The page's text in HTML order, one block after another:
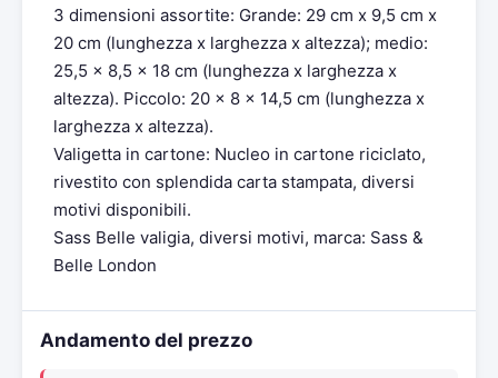
3 dimensioni assortite: Grande: 29 cm x 9,5 cm x
20 cm (lunghezza x larghezza x altezza); medio:
25,5 x 8,5 x 18 cm (lunghezza x larghezza x
altezza). Piccolo: 20 x 8 x 14,5 cm (lunghezza x
larghezza x altezza).
Valigetta in cartone: Nucleo in cartone riciclato,
rivestito con splendida carta stampata, diversi
motivi disponibili.
Sass Belle valigia, diversi motivi, marca: Sass &
Belle London
Andamento del prezzo